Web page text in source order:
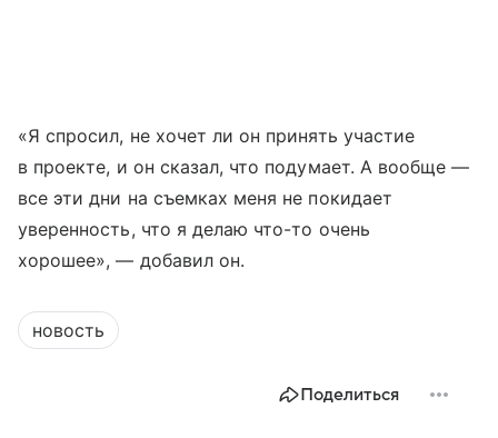
«Я спросил, не хочет ли он принять участие
в проекте, и он сказал, что подумает. А вообще —
все эти дни на съемках меня не покидает
уверенность, что я делаю что-то очень
хорошее», — добавил он.
новость
Поделиться